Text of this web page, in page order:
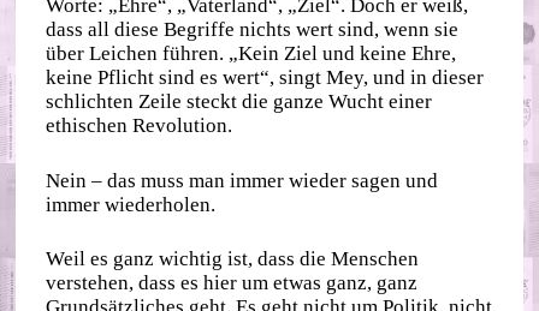
Worte: „Ehre“, „Vaterland“, „Ziel“. Doch er weiß,
dass all diese Begriffe nichts wert sind, wenn sie
über Leichen führen. „Kein Ziel und keine Ehre,
keine Pflicht sind es wert“, singt Mey, und in dieser
schlichten Zeile steckt die ganze Wucht einer
ethischen Revolution.
Nein – das muss man immer wieder sagen und
immer wiederholen.
Weil es ganz wichtig ist, dass die Menschen
verstehen, dass es hier um etwas ganz, ganz